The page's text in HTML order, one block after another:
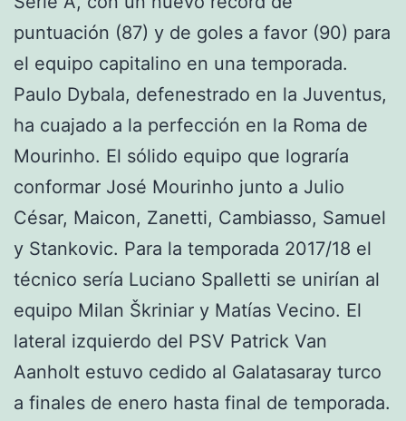
puntuación (87) y de goles a favor (90) para
el equipo capitalino en una temporada.
Paulo Dybala, defenestrado en la Juventus,
ha cuajado a la perfección en la Roma de
Mourinho. El sólido equipo que lograría
conformar José Mourinho junto a Julio
César, Maicon, Zanetti, Cambiasso, Samuel
y Stankovic. Para la temporada 2017/18 el
técnico sería Luciano Spalletti se unirían al
equipo Milan Škriniar y Matías Vecino. El
lateral izquierdo del PSV Patrick Van
Aanholt estuvo cedido al Galatasaray turco
a finales de enero hasta final de temporada.